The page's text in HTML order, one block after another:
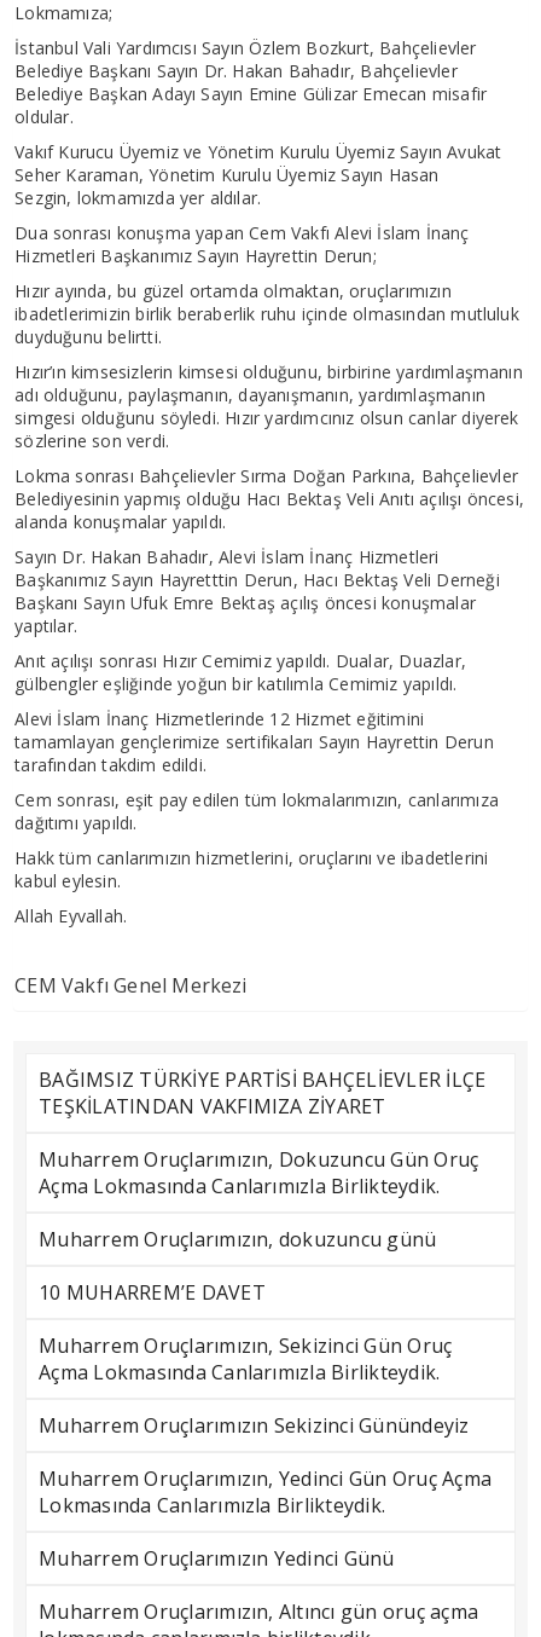
Lokmamıza;
İstanbul Vali Yardımcısı Sayın Özlem Bozkurt, Bahçelievler
Belediye Başkanı Sayın Dr. Hakan Bahadır, Bahçelievler
Belediye Başkan Adayı Sayın Emine Gülizar Emecan misafir
oldular.
Vakıf Kurucu Üyemiz ve Yönetim Kurulu Üyemiz Sayın Avukat
Seher Karaman, Yönetim Kurulu Üyemiz Sayın Hasan
Sezgin, lokmamızda yer aldılar.
Dua sonrası konuşma yapan Cem Vakfı Alevi İslam İnanç
Hizmetleri Başkanımız Sayın Hayrettin Derun;
Hızır ayında, bu güzel ortamda olmaktan, oruçlarımızın
ibadetlerimizin birlik beraberlik ruhu içinde olmasından mutluluk
duyduğunu belirtti.
Hızır’ın kimsesizlerin kimsesi olduğunu, birbirine yardımlaşmanın
adı olduğunu, paylaşmanın, dayanışmanın, yardımlaşmanın
simgesi olduğunu söyledi. Hızır yardımcınız olsun canlar diyerek
sözlerine son verdi.
Lokma sonrası Bahçelievler Sırma Doğan Parkına, Bahçelievler
Belediyesinin yapmış olduğu Hacı Bektaş Veli Anıtı açılışı öncesi,
alanda konuşmalar yapıldı.
Sayın Dr. Hakan Bahadır, Alevi İslam İnanç Hizmetleri
Başkanımız Sayın Hayretttin Derun, Hacı Bektaş Veli Derneği
Başkanı Sayın Ufuk Emre Bektaş açılış öncesi konuşmalar
yaptılar.
Anıt açılışı sonrası Hızır Cemimiz yapıldı. Dualar, Duazlar,
gülbengler eşliğinde yoğun bir katılımla Cemimiz yapıldı.
Alevi İslam İnanç Hizmetlerinde 12 Hizmet eğitimini
tamamlayan gençlerimize sertifikaları Sayın Hayrettin Derun
tarafından takdim edildi.
Cem sonrası, eşit pay edilen tüm lokmalarımızın, canlarımıza
dağıtımı yapıldı.
Hakk tüm canlarımızın hizmetlerini, oruçlarını ve ibadetlerini
kabul eylesin.
Allah Eyvallah.
CEM Vakfı Genel Merkezi
BAĞIMSIZ TÜRKİYE PARTİSİ BAHÇELİEVLER İLÇE
TEŞKİLATINDAN VAKFIMIZA ZİYARET
Muharrem Oruçlarımızın, Dokuzuncu Gün Oruç
Açma Lokmasında Canlarımızla Birlikteydik.
Muharrem Oruçlarımızın, dokuzuncu günü
10 MUHARREM’E DAVET
Muharrem Oruçlarımızın, Sekizinci Gün Oruç
Açma Lokmasında Canlarımızla Birlikteydik.
Muharrem Oruçlarımızın Sekizinci Günündeyiz
Muharrem Oruçlarımızın, Yedinci Gün Oruç Açma
Lokmasında Canlarımızla Birlikteydik.
Muharrem Oruçlarımızın Yedinci Günü
Muharrem Oruçlarımızın, Altıncı gün oruç açma